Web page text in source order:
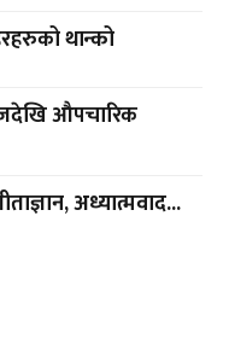
थान्को
औपचारिक
अध्यात्मवाद...